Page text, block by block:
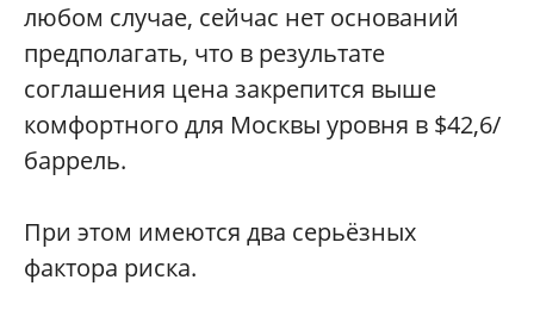
любом случае, сейчас нет оснований
предполагать, что в результате
соглашения цена закрепится выше
комфортного для Москвы уровня в $42,6/
баррель.
При этом имеются два серьёзных
фактора риска.